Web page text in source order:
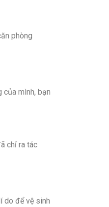
phòng
của mình, bạn
chỉ ra tác
do để vệ sinh